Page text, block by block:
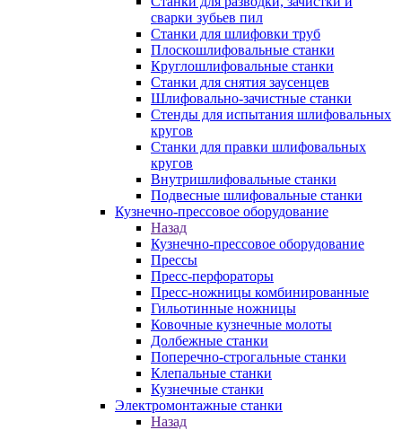
сварки зубьев пил
Станки для шлифовки труб
Плоскошлифовальные станки
Круглошлифовальные станки
Станки для снятия заусенцев
Шлифовально-зачистные станки
Стенды для испытания шлифовальных
кругов
Станки для правки шлифовальных
кругов
Внутришлифовальные станки
Подвесные шлифовальные станки
Кузнечно-прессовое оборудование
Назад
Кузнечно-прессовое оборудование
Прессы
Пресс-перфораторы
Пресс-ножницы комбинированные
Гильотинные ножницы
Ковочные кузнечные молоты
Долбежные станки
Поперечно-строгальные станки
Клепальные станки
Кузнечные станки
Электромонтажные станки
Назад